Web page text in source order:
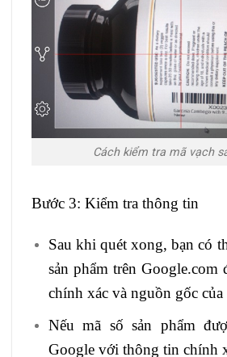
Cách kiểm tra mã vạch
Bước 3: Kiểm tra thông tin
Sau khi quét xong, bạn có
sản phẩm trên Google.com
chính xác và nguồn gốc của
Nếu mã số sản phẩm
Google với thông tin chính